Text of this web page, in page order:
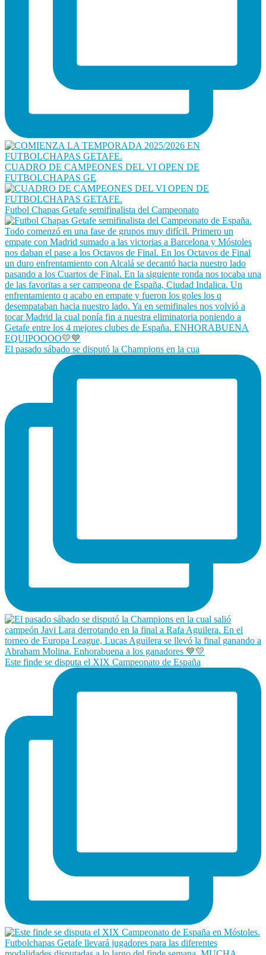
CUADRO DE CAMPEONES DEL VI OPEN DE
FUTBOLCHAPAS GE
Futbol Chapas Getafe semifinalista del Campeonato
El pasado sábado se disputó la Champions en la cua
Este finde se disputa el XIX Campeonato de España